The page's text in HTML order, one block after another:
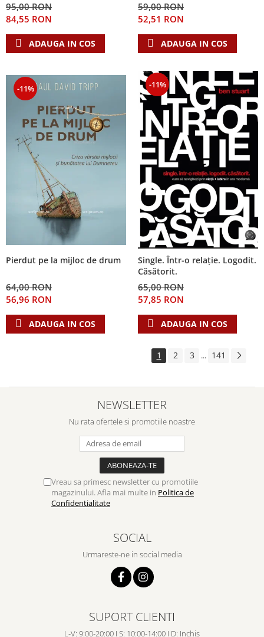
95,00 RON
84,55 RON
ADAUGA IN COS
59,00 RON
52,51 RON
ADAUGA IN COS
-11%
Pierdut pe la mijloc de drum
64,00 RON
56,96 RON
ADAUGA IN COS
-11%
Single. Într-o relație. Logodit.
Căsătorit.
65,00 RON
57,85 RON
ADAUGA IN COS
1 2 3 ... 141
NEWSLETTER
Nu rata ofertele si promotiile noastre
Vreau sa primesc newsletter cu promotiile
magazinului. Afla mai multe in Politica de
Confidentialitate
SOCIAL
Urmareste-ne in social media
SUPORT CLIENTI
L-V: 9:00-20:00 I S: 10:00-14:00 I D: Inchis